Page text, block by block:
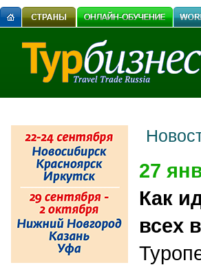
27
Как
всех